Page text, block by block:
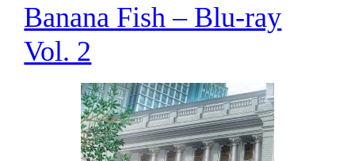
Banana Fish – Blu-ray
Vol. 2